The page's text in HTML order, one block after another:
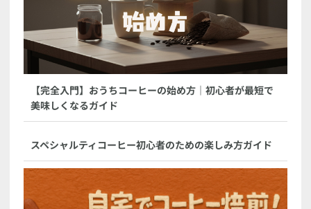
【完全入門】おうちコーヒーの始め方｜初心者が最短で
美味しくなるガイド
スペシャルティコーヒー初心者のための楽しみ方ガイド